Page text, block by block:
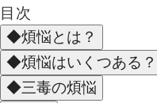
目次
◆煩悩とは？
◆煩悩はいくつある？
◆三毒の煩悩